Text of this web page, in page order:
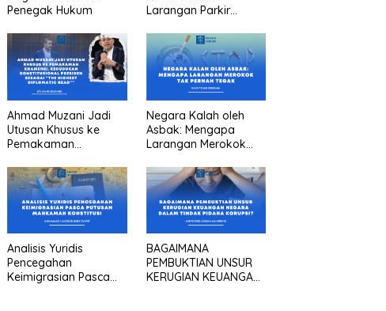
Penegak Hukum
Larangan Parkir
Ahmad Muzani Jadi
Utusan Khusus ke
Pemakaman
konstitusional
Presiden sebagai “the
highest diplomatic
head””
Negara Kalah oleh
Asbak: Mengapa
Larangan Merokok
Analisis Yuridis
Pencegahan
Keimigrasian Pasca
BAGAIMANA
PEMBUKTIAN UNSUR
KERUGIAN KEUANGAN